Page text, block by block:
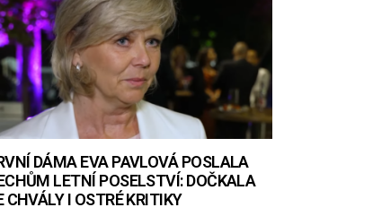
DÁMA EVA PAVLOVÁ POSLALA
LETNÍ POSELSTVÍ: DOČKALA
CHVÁLY I OSTRÉ KRITIKY